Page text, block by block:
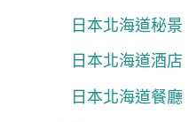
日本北海道秘景
日本北海道酒店
日本北海道餐廳